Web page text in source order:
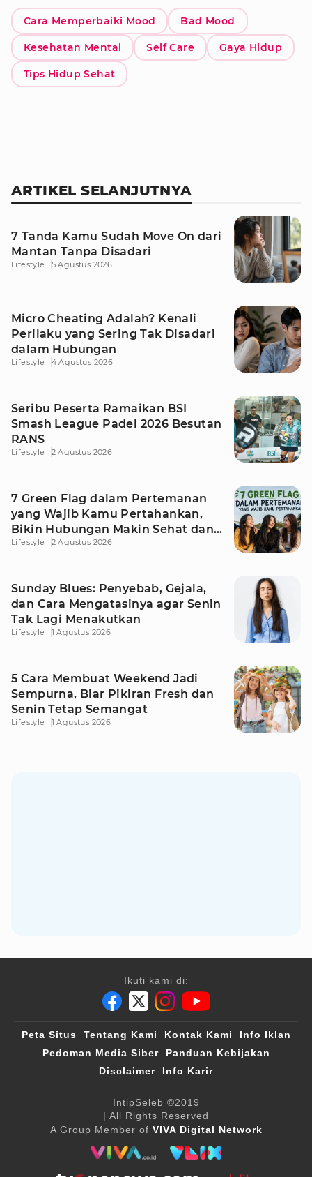
Cara Memperbaiki Mood Bad Mood
Kesehatan Mental Self Care Gaya Hidup
Tips Hidup Sehat
ARTIKEL SELANJUTNYA
7 Tanda Kamu Sudah Move On dari
Mantan Tanpa Disadari
Lifestyle 5 Agustus 2026
Micro Cheating Adalah? Kenali
Perilaku yang Sering Tak Disadari
dalam Hubungan
Lifestyle 4 Agustus 2026
Seribu Peserta Ramaikan BSI
Smash League Padel 2026 Besutan
RANS
Lifestyle 2 Agustus 2026
7 Green Flag dalam Pertemanan
yang Wajib Kamu Pertahankan,
Bikin Hubungan Makin Sehat dan
Awet
Lifestyle 2 Agustus 2026
Sunday Blues: Penyebab, Gejala,
dan Cara Mengatasinya agar Senin
Tak Lagi Menakutkan
Lifestyle 1 Agustus 2026
5 Cara Membuat Weekend Jadi
Sempurna, Biar Pikiran Fresh dan
Senin Tetap Semangat
Lifestyle 1 Agustus 2026
Ikuti kami di:
Peta Situs Tentang Kami Kontak Kami
Info Iklan
Pedoman Media Siber
Panduan Kebijakan
Disclaimer
Info Karir
IntipSeleb ©2019
| All Rights Reserved
A Group Member of VIVA Digital Network